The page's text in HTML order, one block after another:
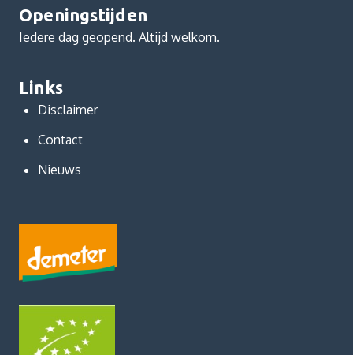
Openingstijden
Iedere dag geopend. Altijd welkom.
Links
Disclaimer
Contact
Nieuws